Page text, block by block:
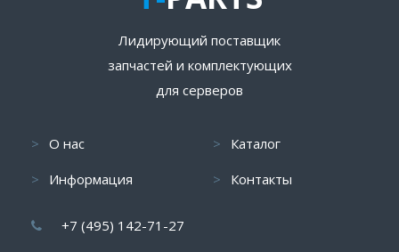
Лидирующий поставщик
запчастей и комплектующих
для серверов
О нас
Информация
Каталог
Контакты
+7 (495) 142-71-27